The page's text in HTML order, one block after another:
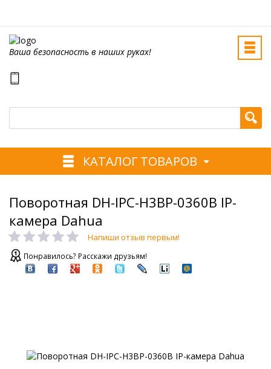
Ваша безопасность в наших руках!
КАТАЛОГ ТОВАРОВ
Поворотная DH-IPC-H3BP-0360B IP-
камера Dahua
Напиши отзыв первым!
Понравилось? Расскажи друзьям!